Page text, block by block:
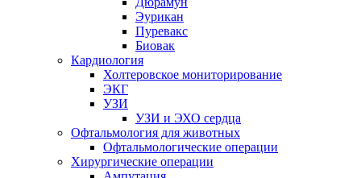
Эурикан
Пуревакс
Биовак
Кардиология
Холтеровское мониторирование
ЭКГ
УЗИ
УЗИ и ЭХО сердца
Офтальмология для животных
Офтальмологические операции
Хирургические операции